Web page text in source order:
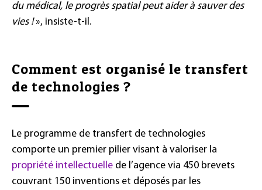
du médical, le progrès spatial peut aider à sauverdes
vies !», insiste-t-il.
Comment est organisé le transfert
de technologies ?
Le programme de transfert de technologies
comporte un premier pilier visant à valoriser la
propriété intellectuelle de l’agence via 450 brevets
couvrant 150 inventions et déposés par les